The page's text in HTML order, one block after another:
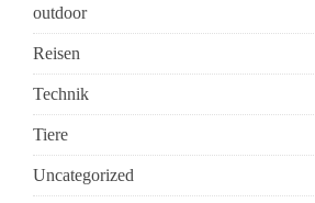
outdoor
Reisen
Technik
Tiere
Uncategorized